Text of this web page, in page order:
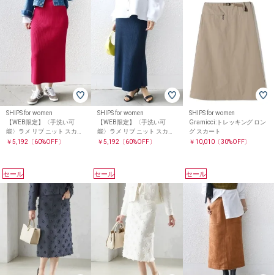
SHIPS for women
【WEB限定】〈手洗い可
能〉ラメ リブ ニット スカー
ト
￥5,192 〔60%OFF〕
SHIPS for women
【WEB限定】〈手洗い可
能〉ラメ リブ ニット スカー
ト
￥5,192 〔60%OFF〕
SHIPS for women
Gramicci:トレッキング ロン
グ スカート
￥10,010〔30%OFF〕
セール セール セール